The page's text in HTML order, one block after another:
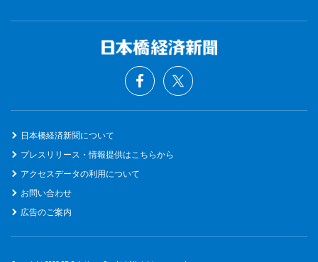
日本橋経済新聞について
プレスリリース・情報提供はこちらから
アクセスデータの利用について
お問い合わせ
広告のご案内